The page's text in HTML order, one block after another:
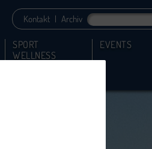
Kontakt | Archiv
SPORT
WELLNESS
EVENTS